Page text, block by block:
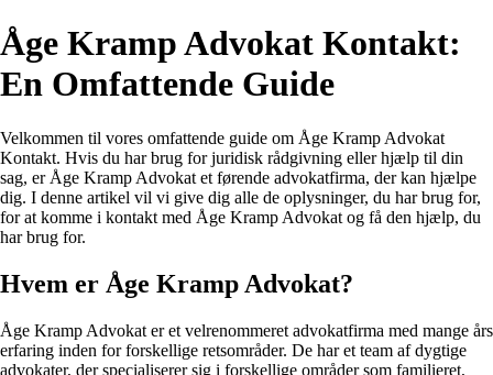
Åge Kramp Advokat Kontakt:
En Omfattende Guide
Velkommen til vores omfattende guide om Åge Kramp Advokat
Kontakt. Hvis du har brug for juridisk rådgivning eller hjælp til din
sag, er Åge Kramp Advokat et førende advokatfirma, der kan hjælpe
dig. I denne artikel vil vi give dig alle de oplysninger, du har brug for,
for at komme i kontakt med Åge Kramp Advokat og få den hjælp, du
har brug for.
Hvem er Åge Kramp Advokat?
Åge Kramp Advokat er et velrenommeret advokatfirma med mange års
erfaring inden for forskellige retsområder. De har et team af dygtige
advokater, der specialiserer sig i forskellige områder som familieret,